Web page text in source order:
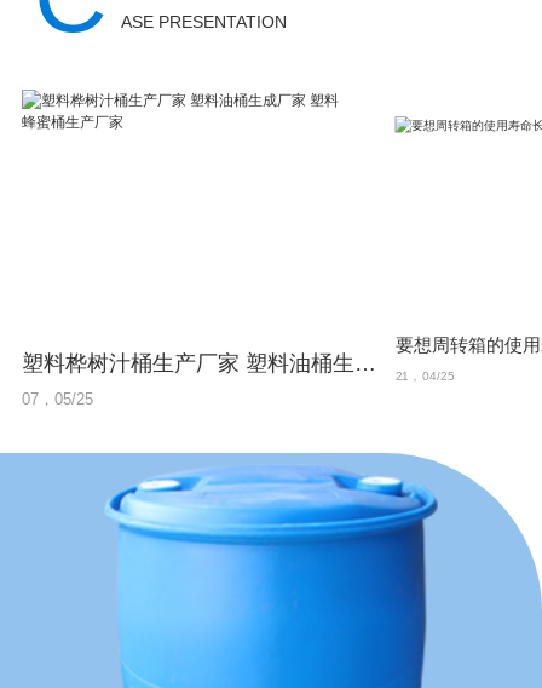
鑫顺达塑料制品有限公
ASE PRESENTATION
塑料桦树汁桶生产厂家 塑料油桶生成厂家 塑料蜂蜜桶生产厂家
07，05/25
21，04/25